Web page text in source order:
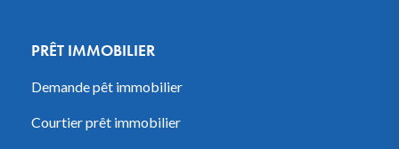
PRÊT IMMOBILIER
Demande pêt immobilier
Courtier prêt immobilier